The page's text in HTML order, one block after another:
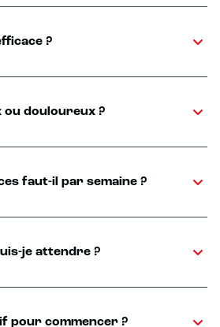
?
ou douloureux ?
faut-il par semaine ?
je attendre ?
pour commencer ?